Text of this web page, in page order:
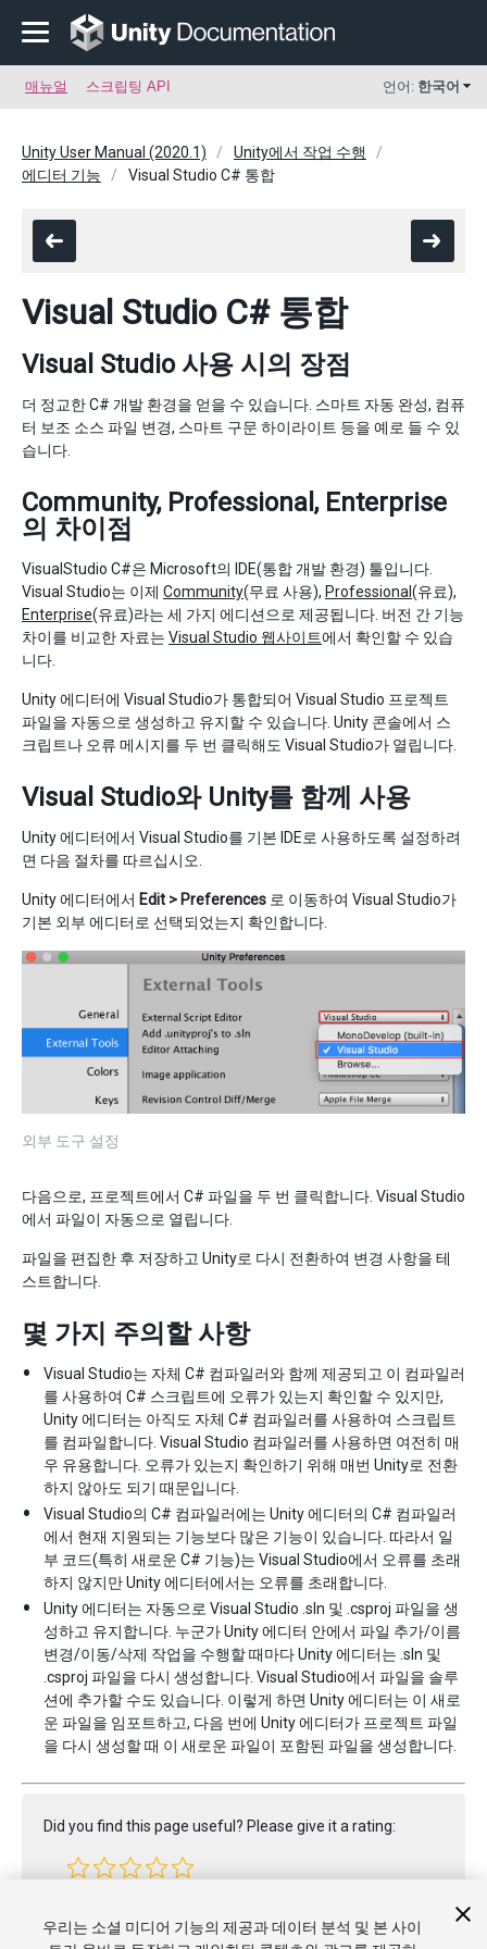
매뉴얼 스크립팅 API 언어: 한국어
Unity User Manual (2020.1)
Unity에서 작업 수행
에디터 기능
Visual Studio C# 통합
Visual Studio C# 통합
Visual Studio 사용 시의 장점
더 정교한 C# 개발 환경을 얻을 수 있습니다. 스마트 자동 완성, 컴퓨
터 보조 소스 파일 변경, 스마트 구문 하이라이트 등을 예로 들 수 있
습니다.
Community, Professional, Enterprise
의 차이점
VisualStudio C#은 Microsoft의 IDE(통합 개발 환경) 툴입니다.
Visual Studio는 이제 Community(무료 사용), Professional (유료),
Enterprise(유료)라는 세 가지 에디션으로 제공됩니다. 버전 간 기능
차이를 비교한 자료는 Visual Studio 웹사이트에서 확인할 수 있습
니다.
Unity 에디터에 Visual Studio가 통합되어 Visual Studio 프로젝트
파일을 자동으로 생성하고 유지할 수 있습니다. Unity 콘솔에서 스
크립트나 오류 메시지를 두 번 클릭해도 Visual Studio가 열립니다.
Visual Studio와 Unity를 함께 사용
Unity 에디터에서 Visual Studio를 기본 IDE로 사용하도록 설정하려
면 다음 절차를 따르십시오.
Unity 에디터에서 Edit > Preferences 로 이동하여 Visual Studio가
기본 외부 에디터로 선택되었는지 확인합니다.
외부 도구 설정
다음으로, 프로젝트에서 C# 파일을 두 번 클릭합니다. Visual Studio
에서 파일이 자동으로 열립니다.
파일을 편집한 후 저장하고 Unity로 다시 전환하여 변경 사항을 테
스트합니다.
몇 가지 주의할 사항
Visual Studio는 자체 C# 컴파일러와 함께 제공되고 이 컴파일러
를 사용하여 C# 스크립트에 오류가 있는지 확인할 수 있지만,
Unity 에디터는 아직도 자체 C# 컴파일러를 사용하여 스크립트
를 컴파일합니다. Visual Studio 컴파일러를 사용하면 여전히 매
우 유용합니다. 오류가 있는지 확인하기 위해 매번 Unity로 전환
하지 않아도 되기 때문입니다.
Visual Studio의 C# 컴파일러에는 Unity 에디터의 C# 컴파일러
에서 현재 지원되는 기능보다 많은 기능이 있습니다. 따라서 일
부 코드(특히 새로운 C# 기능)는 Visual Studio에서 오류를 초래
하지 않지만 Unity 에디터에서는 오류를 초래합니다.
Unity 에디터는 자동으로 Visual Studio .sln 및 .csproj 파일을 생
성하고 유지합니다. 누군가 Unity 에디터 안에서 파일 추가/이름
변경/이동/삭제 작업을 수행할 때마다 Unity 에디터는 .sln 및
.csproj 파일을 다시 생성합니다. Visual Studio에서 파일을 솔루
션에 추가할 수도 있습니다. 이렇게 하면 Unity 에디터는 이 새로
운 파일을 임포트하고, 다음 번에 Unity 에디터가 프로젝트 파일
을 다시 생성할 때 이 새로운 파일이 포함된 파일을 생성합니다.
Did you find this page useful? Please give it a rating:
우리는 소셜 미디어 기능의 제공과 데이터 분석 및 본 사이